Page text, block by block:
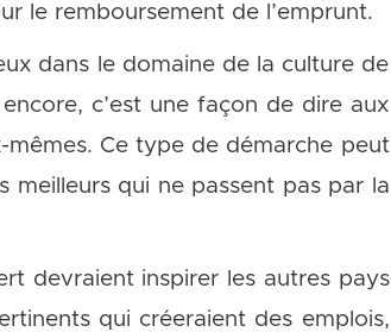
le remboursement de l’emprunt.
dans le domaine de la culture de
c’est une façon de dire aux
mêmes. Ce type de démarche peut
meilleurs qui ne passent pas par la
devraient inspirer les autres pays
qui créeraient des emplois,